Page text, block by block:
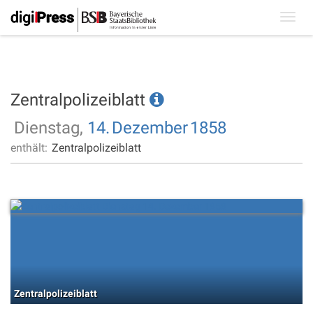
Zentralpolizeiblatt
Dienstag, 14. Dezember1858
enthält: Zentralpolizeiblatt
Zentralpolizeiblatt